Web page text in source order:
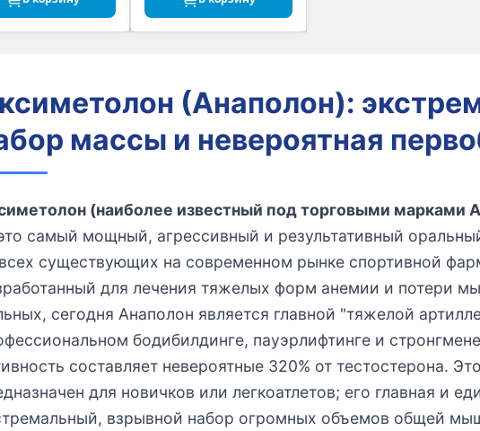
(Анаполон):
массы и невероятная
(наиболее известный под торговыми марками
самый мощный, агрессивный и результативный
существующих на современном рынке спортивной
для лечения тяжелых форм анемии и потери
сегодня Анаполон является главной "тяжелой
бодибилдинге, пауэрлифтинге и
составляет невероятные 320% от тестостерона.
для новичков или легкоатлетов; его главная и
взрывной набор огромных объемов общей